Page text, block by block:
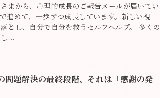
まから、心理的成長のご報告メールが届いてい
進めて、一歩ずつ成長しています。新しい視
とし、自分で自分を救うセルフヘルプ。 多くの
...
問題解決の最終段階、それは「感謝の発